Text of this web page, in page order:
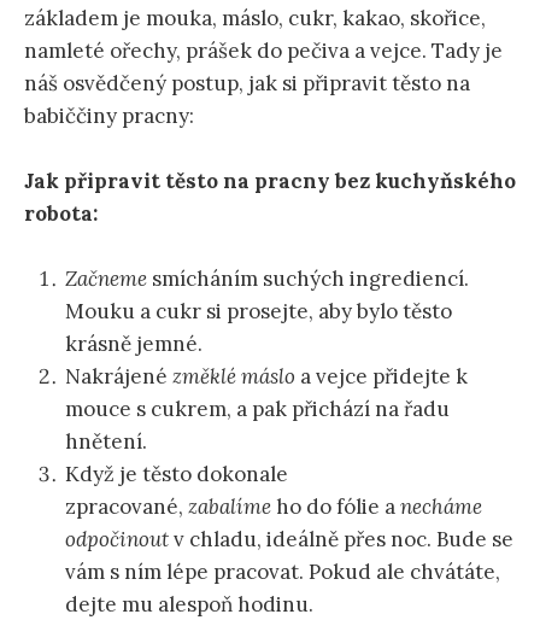
základem je mouka, máslo, cukr, kakao, skořice,
namleté ořechy, prášek do pečiva a vejce. Tady je
náš osvědčený postup, jak si připravit těsto na
babiččiny pracny:
Jak připravit těsto na pracny bez kuchyňského
robota:
Začneme smícháním suchých ingrediencí.
Mouku a cukr si prosejte, aby bylo těsto
krásně jemné.
Nakrájené změklé máslo a vejce přidejte k
mouce s cukrem, a pak přichází na řadu
hnětení.
Když je těsto dokonale
zpracované, zabalímeho do fólie anecháme
odpočinoutv chladu, ideálně přes noc. Bude se
vám s ním lépe pracovat. Pokud ale chvátáte,
dejte mu alespoň hodinu.